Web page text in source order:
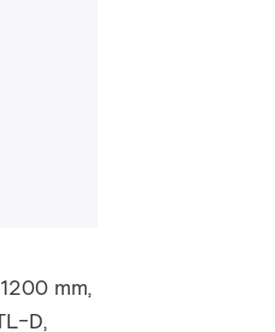
mm,
D,